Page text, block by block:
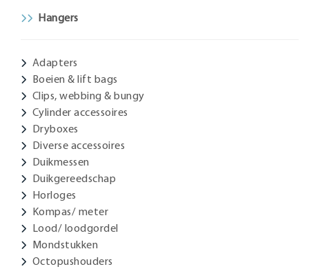
Hangers
Adapters
Boeien & lift bags
Clips, webbing & bungy
Cylinder accessoires
Dryboxes
Diverse accessoires
Duikmessen
Duikgereedschap
Horloges
Kompas/ meter
Lood/ loodgordel
Mondstukken
Octopushouders